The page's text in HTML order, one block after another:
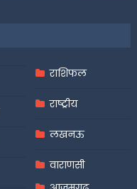
राशिफल
राष्ट्रीय
लखनऊ
वाराणसी